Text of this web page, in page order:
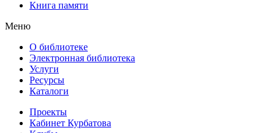
Книга памяти
Меню
О библиотеке
Электронная библиотека
Услуги
Ресурсы
Каталоги
Проекты
Кабинет Курбатова